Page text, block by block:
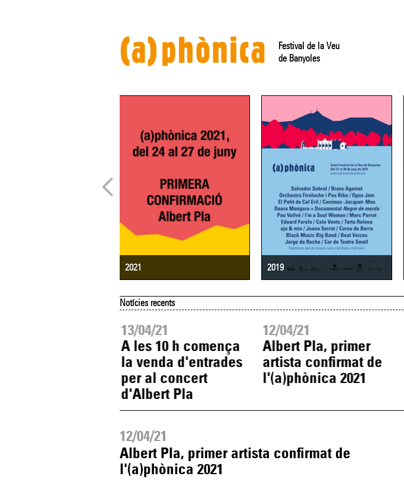
Festival de la Veu
de Banyoles
2021 2019
Notícies recents
13/04/21
A les 10 h comença
la venda d'entrades
per al concert
d'Albert Pla
12/04/21
Albert Pla, primer
artista confirmat de
l'(a)phònica 2021
12/04/21
Albert Pla, primer artista confirmat de
l'(a)phònica 2021